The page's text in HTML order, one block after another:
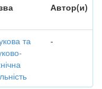
Автор(и)
та
-